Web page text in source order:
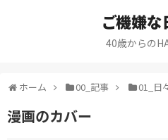
ご機嫌な
40歳からの
ホーム 00_記事 01_日
漫画のカバー